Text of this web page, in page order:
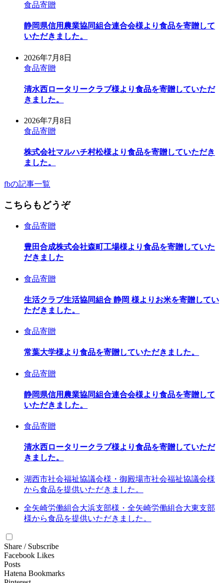
食品寄贈
静岡県信用農業協同組合連合会様より食品を寄贈して
いただきました。
2026年7月8日
食品寄贈
清水西ロータリークラブ様より食品を寄贈していただ
きました。
2026年7月8日
食品寄贈
株式会社マルハチ村松様より食品を寄贈していただき
ました。
fbの記事一覧
こちらもどうぞ
食品寄贈
豊田合成株式会社森町工場様より食品を寄贈していた
だきました
食品寄贈
生活クラブ生活協同組合 静岡 様よりお米を寄贈してい
ただきました。
食品寄贈
常葉大学様より食品を寄贈していただきました。
食品寄贈
静岡県信用農業協同組合連合会様より食品を寄贈して
いただきました。
食品寄贈
清水西ロータリークラブ様より食品を寄贈していただ
きました。
湖西市社会福祉協議会様・御殿場市社会福祉協議会様
から食品を提供いただきました。
全矢崎労働組合大浜支部様・全矢崎労働組合大東支部
様から食品を提供いただきました。
Share / Subscribe
Facebook Likes
Posts
Hatena Bookmarks